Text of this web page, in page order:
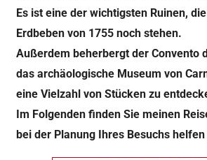
Es ist eine der wichtigsten Ruinen,
Erdbeben von 1755 noch stehen.
Außerdem beherbergt der Convento
das archäologische Museum von
eine Vielzahl von Stücken zu
Im Folgenden finden Sie meinen
bei der Planung Ihres Besuchs